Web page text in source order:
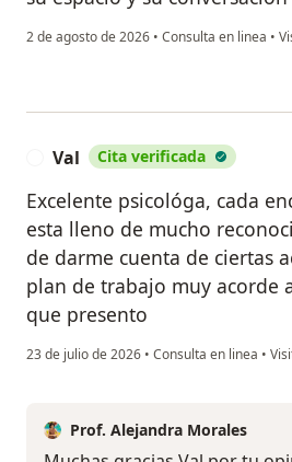
2 de agosto de 2026 • Consulta en linea •
Val Cita verificada
Excelente psicológa, cada
esta lleno de mucho
de darme cuenta de ciertas
plan de trabajo muy acorde
que presento
23 de julio de 2026 • Consulta en linea •
Prof. Alejandra Morales